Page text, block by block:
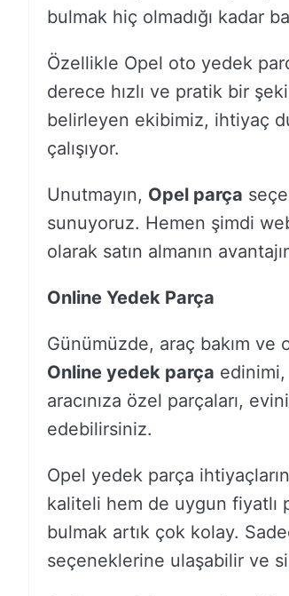
bulmak hiç olmadığı kadar
Özellikle Opel oto yedek
derece hızlı ve pratik bir
belirleyen ekibimiz, ihtiyaç
çalışıyor.
Unutmayın, Opel parça
sunuyoruz. Hemen şimdi
olarak satın almanın
Online Yedek Parça
Günümüzde, araç bakım ve
Online yedek parça
aracınıza özel parçaları,
edebilirsiniz.
Opel yedek parça
kaliteli hem de uygun fiyatlı
bulmak artık çok kolay.
seçeneklerine ulaşabilir ve